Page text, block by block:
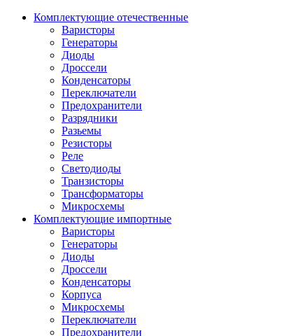
Комплектующие отечественные
Варисторы
Генераторы
Диоды
Дроссели
Конденсаторы
Переключатели
Предохранители
Разрядники
Разьемы
Резисторы
Реле
Светодиоды
Транзисторы
Трансформаторы
Микросхемы
Комплектующие импортные
Варисторы
Генераторы
Диоды
Дроссели
Конденсаторы
Корпуса
Микросхемы
Переключатели
Предохранители